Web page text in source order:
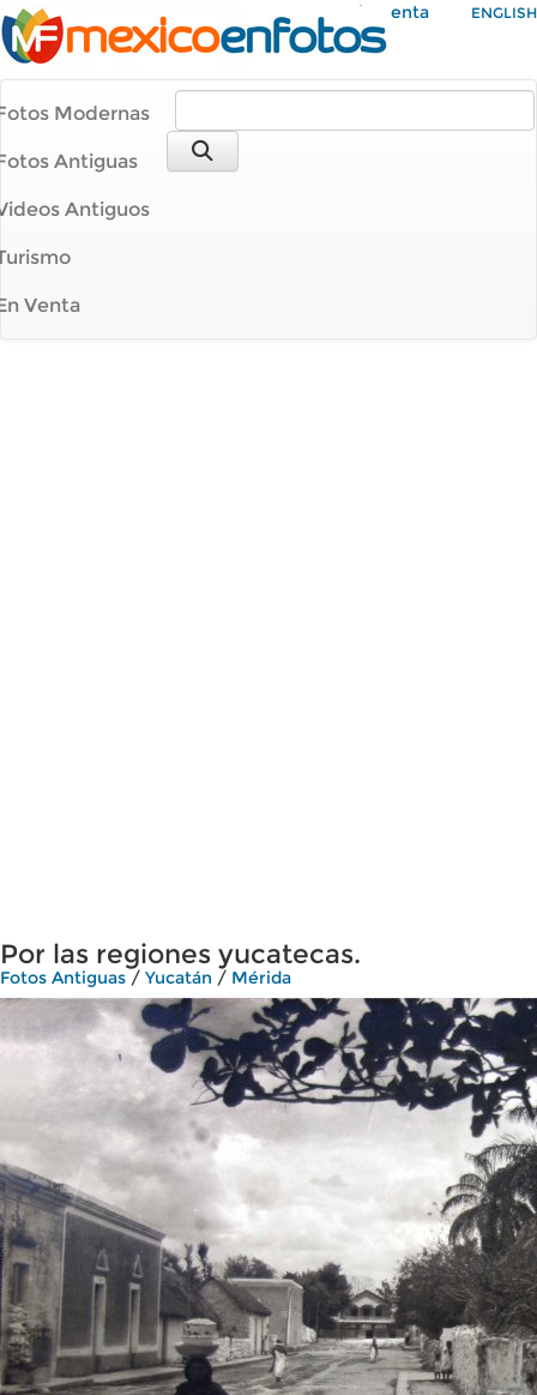
Mi Cuenta ENGLISH
Modernas
Antiguas
Antiguos
Venta
Por las regiones yucatecas.
Fotos Antiguas / Yucatán / Mérida